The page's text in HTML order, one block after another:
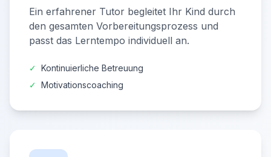
Ein erfahrener Tutor begleitet Ihr Kind durch
den gesamten Vorbereitungsprozess und
passt das Lerntempo individuell an.
✓ Kontinuierliche Betreuung
✓ Motivationscoaching